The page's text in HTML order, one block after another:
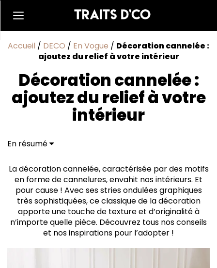
Accueil / DECO / En Vogue / Décoration cannelée :
ajoutez du relief à votre intérieur
Décoration cannelée :
ajoutez du relief à votre
intérieur
En résumé
Design cannelé : comment et où l'adopter ?
La décoration cannelée, caractérisée par des motifs
en forme de cannelures, envahit nos intérieurs. Et
pour cause ! Avec ses stries ondulées graphiques
très sophistiquées, ce classique de la décoration
apporte une touche de texture et d’originalité à
n’importe quelle pièce. Découvrez tous nos conseils
et nos inspirations pour l’adopter !